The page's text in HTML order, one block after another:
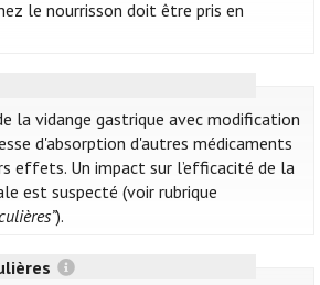
le nourrisson doit être pris en
la vidange gastrique avec modification
d'absorption d'autres médicaments
effets. Un impact sur l’efficacité de la
est suspecté (voir rubrique
).